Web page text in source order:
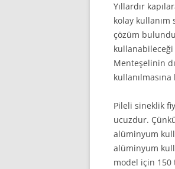
Yıllardır
kolay
çözüm
Menteşelinin
Pileli sineklik
ucuzdur.
alüminyum
alüminyum
model için 150